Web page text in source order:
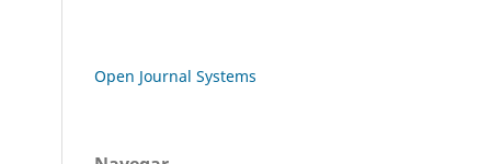
Open Journal Systems